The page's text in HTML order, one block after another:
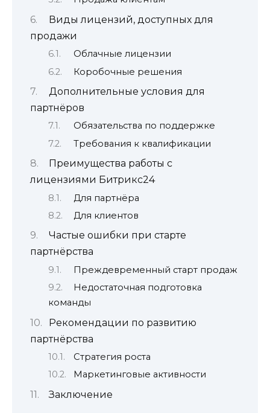
Виды лицензий, доступных для
продажи
Облачные лицензии
Коробочные решения
Дополнительные условия для
партнёров
Обязательства по поддержке
Требования к квалификации
Преимущества работы с
лицензиями Битрикс24
Для партнёра
Для клиентов
Частые ошибки при старте
партнёрства
Преждевременный старт продаж
Недостаточная подготовка
команды
Рекомендации по развитию
партнёрства
Стратегия роста
Маркетинговые активности
Заключение